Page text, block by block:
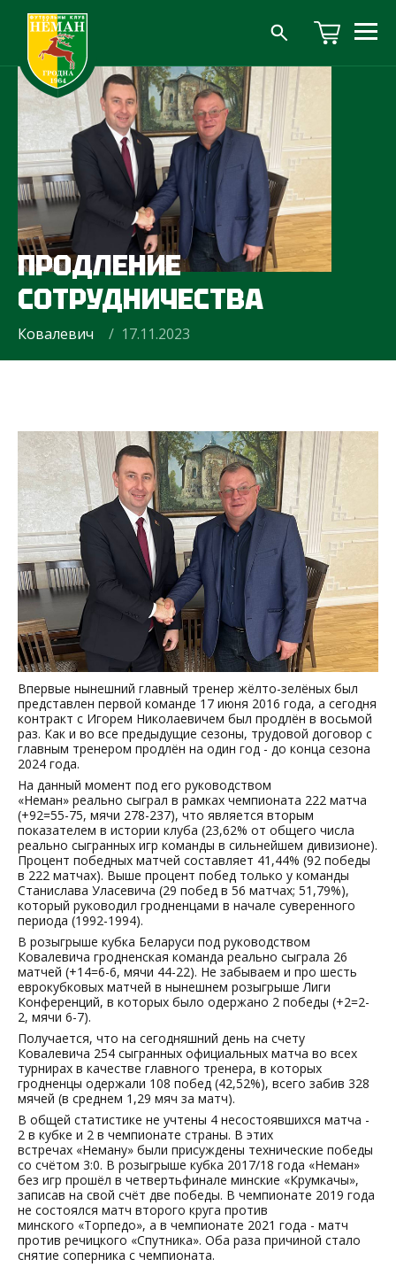
ПРОДЛЕНИЕ
СОТРУДНИЧЕСТВА
Ковалевич / 17.11.2023
Впервые нынешний главный тренер жёлто-зелёных был
представлен первой команде 17 июня 2016 года, а сегодня
контракт с Игорем Николаевичем был продлён в восьмой
раз. Как и во все предыдущие сезоны, трудовой договор с
главным тренером продлён на один год - до конца сезона
2024 года.
На данный момент под его руководством
«Неман» реально сыграл в рамках чемпионата 222 матча
(+92=55-75, мячи 278-237), что является вторым
показателем в истории клуба (23,62% от общего числа
реально сыгранных игр команды в сильнейшем дивизионе).
Процент победных матчей составляет 41,44% (92 победы
в 222 матчах). Выше процент побед только у команды
Станислава Уласевича (29 побед в 56 матчах; 51,79%),
который руководил гродненцами в начале суверенного
периода (1992-1994).
В розыгрыше кубка Беларуси под руководством
Ковалевича гродненская команда реально сыграла 26
матчей (+14=6-6, мячи 44-22). Не забываем и про шесть
еврокубковых матчей в нынешнем розыгрыше Лиги
Конференций, в которых было одержано 2 победы (+2=2-
2, мячи 6-7).
Получается, что на сегодняшний день на счету
Ковалевича 254 сыгранных официальных матча во всех
турнирах в качестве главного тренера, в которых
гродненцы одержали 108 побед (42,52%), всего забив 328
мячей (в среднем 1,29 мяч за матч).
В общей статистике не учтены 4 несостоявшихся матча -
2 в кубке и 2 в чемпионате страны. В этих
встречах «Неману» были присуждены технические победы
со счётом 3:0. В розыгрыше кубка 2017/18 года «Неман»
без игр прошёл в четвертьфинале минские «Крумкачы»,
записав на свой счёт две победы. В чемпионате 2019 года
не состоялся матч второго круга против
минского «Торпедо», а в чемпионате 2021 года - матч
против речицкого «Спутника». Оба раза причиной стало
снятие соперника с чемпионата.